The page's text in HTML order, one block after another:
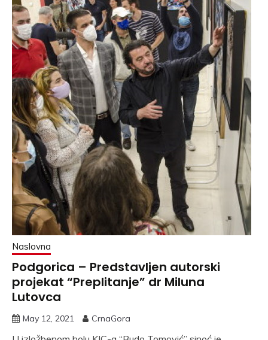
Naslovna
Podgorica – Predstavljen autorski
projekat “Preplitanje” dr Miluna
Lutovca
May 12, 2021 CrnaGora